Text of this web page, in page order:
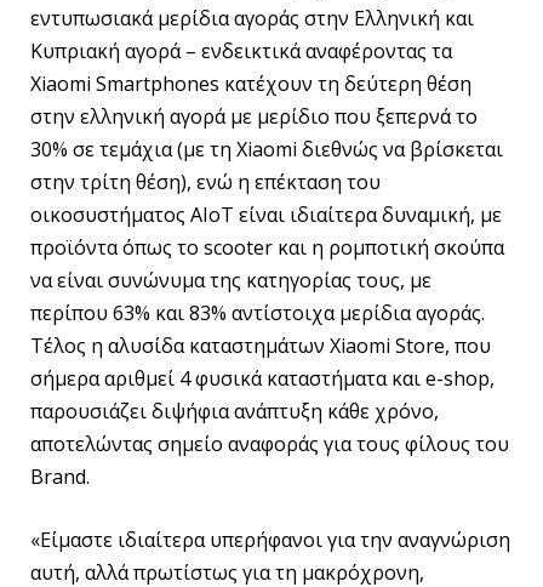
εντυπωσιακά μερίδια αγοράς στην Ελληνική και
Κυπριακή αγορά – ενδεικτικά αναφέροντας τα
Xiaomi Smartphones κατέχουν τη δεύτερη θέση
στην ελληνική αγορά με μερίδιο που ξεπερνά το
30% σε τεμάχια (με τη Xiaomi διεθνώς να βρίσκεται
στην τρίτη θέση), ενώ η επέκταση του
οικοσυστήματος ΑΙοΤ είναι ιδιαίτερα δυναμική, με
προϊόντα όπως το scooter και η ρομποτική σκούπα
να είναι συνώνυμα της κατηγορίας τους, με
περίπου 63% και 83% αντίστοιχα μερίδια αγοράς.
Τέλος η αλυσίδα καταστημάτων Xiaomi Store, που
σήμερα αριθμεί 4 φυσικά καταστήματα και e-shop,
παρουσιάζει διψήφια ανάπτυξη κάθε χρόνο,
αποτελώντας σημείο αναφοράς για τους φίλους του
Brand.
«Είμαστε ιδιαίτερα υπερήφανοι για την αναγνώριση
αυτή, αλλά πρωτίστως για τη μακρόχρονη,